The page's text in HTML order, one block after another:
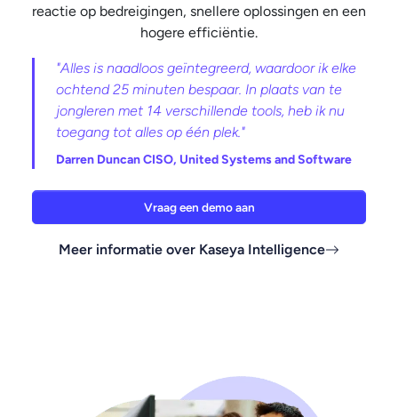
reactie op bedreigingen, snellere oplossingen en een
hogere efficiëntie.
"Alles is naadloos geïntegreerd, waardoor ik elke
ochtend 25 minuten bespaar. In plaats van te
jongleren met 14 verschillende tools, heb ik nu
toegang tot alles op één plek."
Darren Duncan CISO, United Systems and Software
Vraag een demo aan
Meer informatie over Kaseya Intelligence